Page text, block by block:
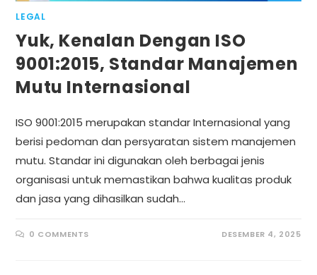
LEGAL
Yuk, Kenalan Dengan ISO
9001:2015, Standar Manajemen
Mutu Internasional
ISO 9001:2015 merupakan standar Internasional yang
berisi pedoman dan persyaratan sistem manajemen
mutu. Standar ini digunakan oleh berbagai jenis
organisasi untuk memastikan bahwa kualitas produk
dan jasa yang dihasilkan sudah…
0 COMMENTS DESEMBER 4, 2025